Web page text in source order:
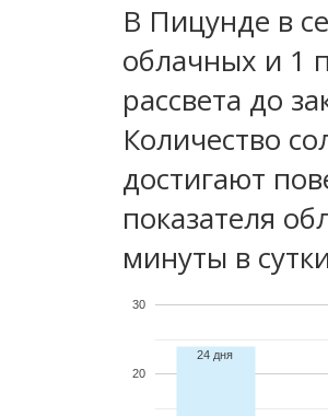
В Пицунде в
облачных и 1
рассвета до
Количество
достигают
показателя
минуты в
20
30
24 дня